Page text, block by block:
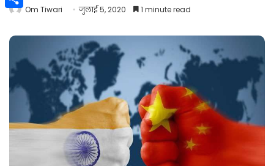
Om Tiwari जुलाई 5, 2020 1 minute read
Link
Share